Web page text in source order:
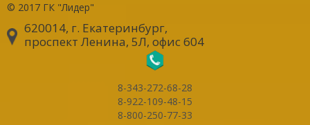
© 2017 ГК "Лидер"
620014, г. Екатеринбург,
проспект Ленина, 5Л, офис 604
8-343-272-68-28
8-922-109-48-15
8-800-250-77-33